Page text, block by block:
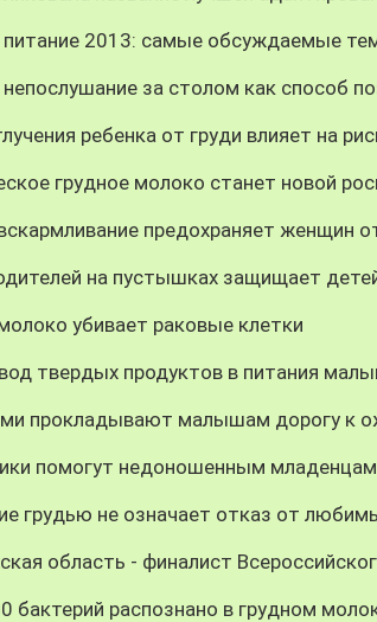
2013: самые обсуждаемые
за столом как способ
ребенка от груди влияет на
грудное молоко станет новой
предохраняет женщин
на пустышках защищает
убивает раковые клетки
твердых продуктов в питания
прокладывают малышам дорогу к
помогут недоношенным младенцам
грудью не означает отказ от
область - финалист
бактерий распознано в грудном